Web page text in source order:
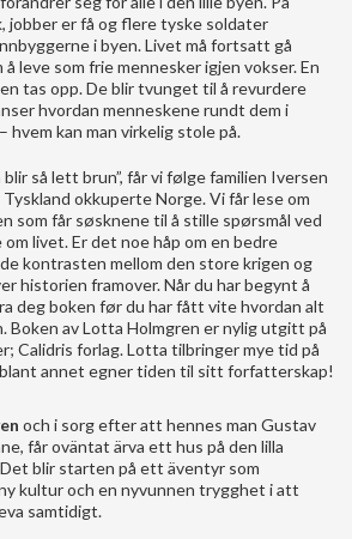
jobber er få og flere tyske soldater
i byen. Livet må fortsatt gå
leve som frie mennesker igjen vokser. En
tas opp. De blir tvunget til å revurdere
hvordan menneskene rundt dem i
hvem kan man virkelig stole på.
blir så lett brun”, får vi følge familien Iversen
okkuperte Norge. Vi får lese om
som får søsknene til å stille spørsmål ved
livet. Er det noe håp om en bedre
kontrasten mellom den store krigen og
historien framover. Når du har begynt å
deg boken før du har fått vite hvordan alt
Boken av Lotta Holmgren er nylig utgitt på
Calidris forlag. Lotta tilbringer mye tid på
blant annet egner tiden til sitt forfatterskap!
och i sorg efter att hennes man Gustav
får oväntat ärva ett hus på den lilla
Det blir starten på ett äventyr som
kultur och en nyvunnen trygghet i att
samtidigt.